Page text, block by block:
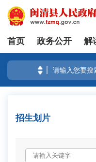
首页 政务公开 解
招生划片